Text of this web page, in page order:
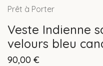
Prêt à Porter
Veste Indienne
velours bleu
90,00 €